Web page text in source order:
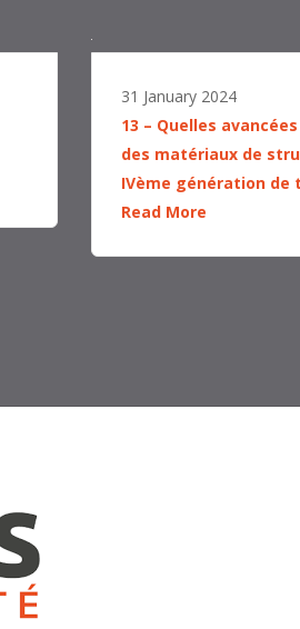
31 January 2024
13 – Quelles
des matériaux de
IVème génération de
Read More